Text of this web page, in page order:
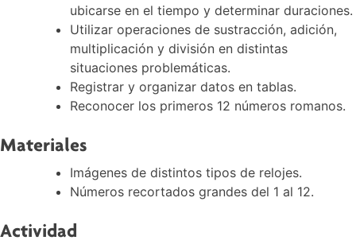
ubicarse en el tiempo y determinar duraciones.
Utilizar operaciones de sustracción, adición,
multiplicación y división en distintas
situaciones problemáticas.
Registrar y organizar datos en tablas.
Reconocer los primeros 12 números romanos.
Materiales
Imágenes de distintos tipos de relojes.
Números recortados grandes del 1 al 12.
Actividad